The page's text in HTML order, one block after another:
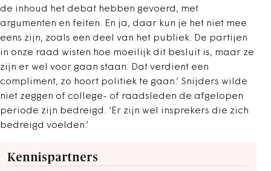
de inhoud het debat hebben gevoerd, met
argumenten en feiten. En ja, daar kun je het niet mee
eens zijn, zoals een deel van het publiek. De partijen
in onze raad wisten hoe moeilijk dit besluit is, maar ze
zijn er wel voor gaan staan. Dat verdient een
compliment, zo hoort politiek te gaan.’ Snijders wilde
niet zeggen of college- of raadsleden de afgelopen
periode zijn bedreigd. ‘Er zijn wel insprekers die zich
bedreigd voelden.’
Kennispartners